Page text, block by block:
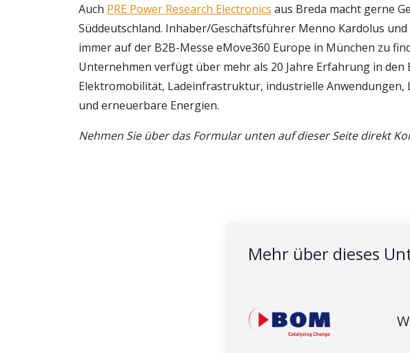
Auch PRE Power Research Electronics aus Breda macht gerne
Süddeutschland. Inhaber/Geschäftsführer Menno Kardolus und
immer auf der B2B-Messe eMove360 Europe in München zu
Unternehmen verfügt über mehr als 20 Jahre Erfahrung in den
Elektromobilität, Ladeinfrastruktur, industrielle Anwendungen,
und erneuerbare Energien.
Nehmen Sie über das Formular unten auf dieser Seite direkt
Mehr über dieses